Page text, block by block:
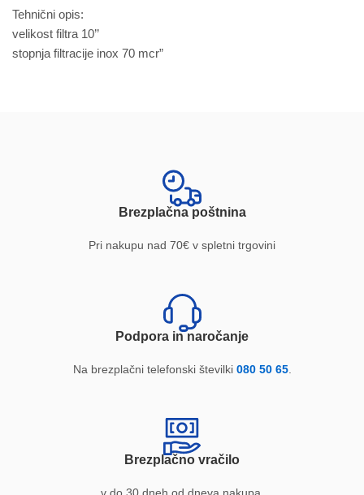
Tehnični opis:
velikost filtra 10’’
stopnja filtracije inox 70 mcr”
Brezplačna poštnina
Pri nakupu nad 70€ v spletni trgovini
Podpora in naročanje
Na brezplačni telefonski številki 080 50 65.
Brezplačno vračilo
v do 30 dneh od dneva nakupa.